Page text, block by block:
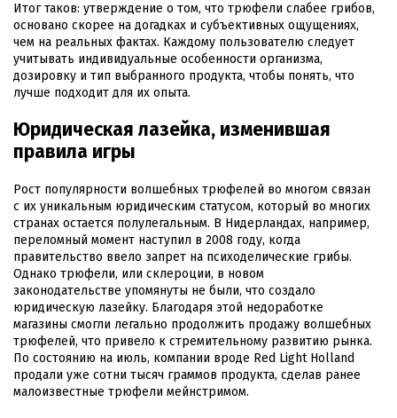
Итог таков: утверждение о том, что трюфели слабее грибов,
основано скорее на догадках и субъективных ощущениях,
чем на реальных фактах. Каждому пользователю следует
учитывать индивидуальные особенности организма,
дозировку и тип выбранного продукта, чтобы понять, что
лучше подходит для их опыта.
Юридическая лазейка, изменившая
правила игры
Рост популярности волшебных трюфелей во многом связан
с их уникальным юридическим статусом, который во многих
странах остается полулегальным. В Нидерландах, например,
переломный момент наступил в 2008 году, когда
правительство ввело запрет на психоделические грибы.
Однако трюфели, или склероции, в новом
законодательстве упомянуты не были, что создало
юридическую лазейку. Благодаря этой недоработке
магазины смогли легально продолжить продажу волшебных
трюфелей, что привело к стремительному развитию рынка.
По состоянию на июль, компании вроде Red Light Holland
продали уже сотни тысяч граммов продукта, сделав ранее
малоизвестные трюфели мейнстримом.